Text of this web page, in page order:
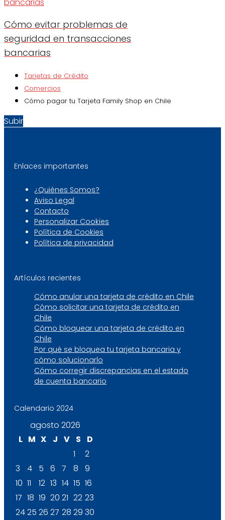
Cómo evitar problemas de
seguridad en transacciones
bancarias
Tarjetas de Crédito
Comercios
Cómo pagar tu Tarjeta Family Shop en Chile
Subir
Enlaces importantes
¿Quiénes Somos?
Aviso Legal
Contacto
Personalizar Cookies
Política de Cookies
Política de privacidad
Artículos recientes
Cómo anular una tarjeta de crédito en Chile
Cómo solicitar una tarjeta de crédito en
Chile
Cómo bloquear una tarjeta de crédito en
Chile
Por qué se bloquea tu tarjeta bancaria y
cómo solucionarlo
Cómo corregir discrepancias en el estado
de cuenta bancario
Calendario 2024
agosto 2026
L M X J V S
D
1
2
3
4 5 6 7 8
9
10 11 12 13 14 15 16
17 18 19 20 21 22 23
2425 26 27 28 29 30